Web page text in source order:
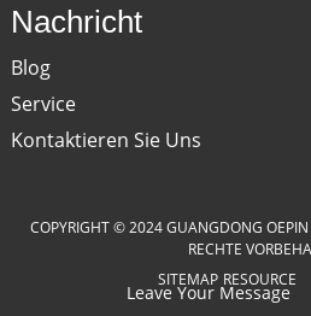
Nachricht
Blog
Service
Kontaktieren Sie Uns
COPYRIGHT © 2024 GUANGDONG
RECHTE
SITEMAP RESOURCE
Leave Your Message